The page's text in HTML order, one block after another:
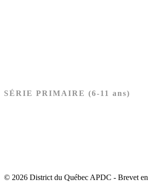
SÉRIE PRIMAIRE (6-11 ans)
© 2026 District du Québec APDC - Brevet en